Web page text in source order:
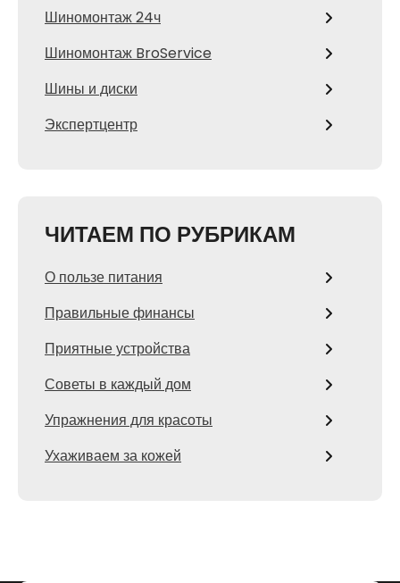
Шиномонтаж 24ч
Шиномонтаж BroService
Шины и диски
Экспертцентр
ЧИТАЕМ ПО РУБРИКАМ
О пользе питания
Правильные финансы
Приятные устройства
Советы в каждый дом
Упражнения для красоты
Ухаживаем за кожей